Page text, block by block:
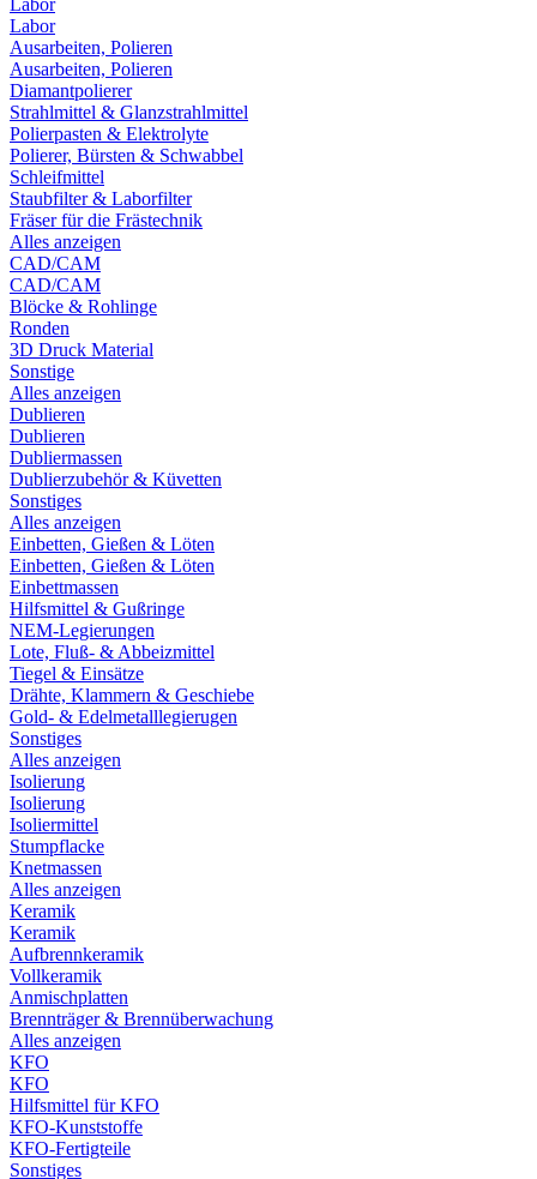
Labor
Labor
Ausarbeiten, Polieren
Ausarbeiten, Polieren
Diamantpolierer
Strahlmittel & Glanzstrahlmittel
Polierpasten & Elektrolyte
Polierer, Bürsten & Schwabbel
Schleifmittel
Staubfilter & Laborfilter
Fräser für die Frästechnik
Alles anzeigen
CAD/CAM
CAD/CAM
Blöcke & Rohlinge
Ronden
3D Druck Material
Sonstige
Alles anzeigen
Dublieren
Dublieren
Dubliermassen
Dublierzubehör & Küvetten
Sonstiges
Alles anzeigen
Einbetten, Gießen & Löten
Einbetten, Gießen & Löten
Einbettmassen
Hilfsmittel & Gußringe
NEM-Legierungen
Lote, Fluß- & Abbeizmittel
Tiegel & Einsätze
Drähte, Klammern & Geschiebe
Gold- & Edelmetalllegierugen
Sonstiges
Alles anzeigen
Isolierung
Isolierung
Isoliermittel
Stumpflacke
Knetmassen
Alles anzeigen
Keramik
Keramik
Aufbrennkeramik
Vollkeramik
Anmischplatten
Brennträger & Brennüberwachung
Alles anzeigen
KFO
KFO
Hilfsmittel für KFO
KFO-Kunststoffe
KFO-Fertigteile
Sonstiges